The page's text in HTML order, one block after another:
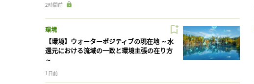
2時間前
環境
【環境】ウォーターポジティブの現在地 ～水
還元における流域の一致と環境主張の在り方
～
1日前